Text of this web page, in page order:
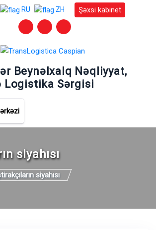
RU ZH Şəxsi kabinet
Beynəlxalq Nəqliyyat,
Logistika Sərgisi
siyahısı
siyahısı